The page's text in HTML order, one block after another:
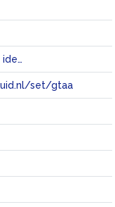
een van de twee grote ideologische stromingen binnen de islam in Turkije
set/gtaa